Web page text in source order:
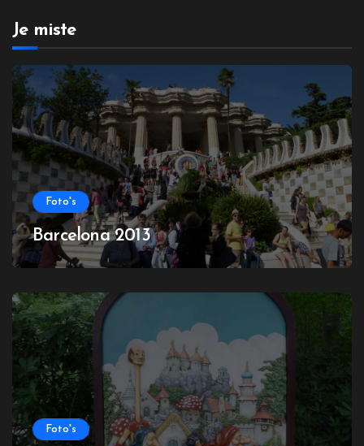
Je miste
Foto's
Barcelona 2013
Foto's